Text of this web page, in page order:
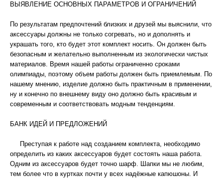
ВЫЯВЛЕНИЕ ОСНОВНЫХ ПАРАМЕТРОВ И ОГРАНИЧЕНИЙ
По результатам предпочтений близких и друзей мы выяснили, что
аксессуары должны не только согревать, но и дополнять и
украшать того, кто будет этот комплект носить. Он должен быть
безопасным и желательно выполненным из экологически чистых
материалов. Время нашей работы ограниченно сроками
олимпиады, поэтому объем работы должен быть приемлемым. По
нашему мнению, изделие должно быть практичным в применении,
ну и конечно по внешнему виду оно должно быть красивым и
современным и соответствовать модным тенденциям.
БАНК ИДЕЙ И ПРЕДЛОЖЕНИЙ
Преступая к работе над созданием комплекта, необходимо
определить из каких аксессуаров будет состоять наша работа.
Одним из аксессуаров будет точно шарф. Шапки мы не любим,
тем более что в куртках почти у всех надёжные капюшоны. И